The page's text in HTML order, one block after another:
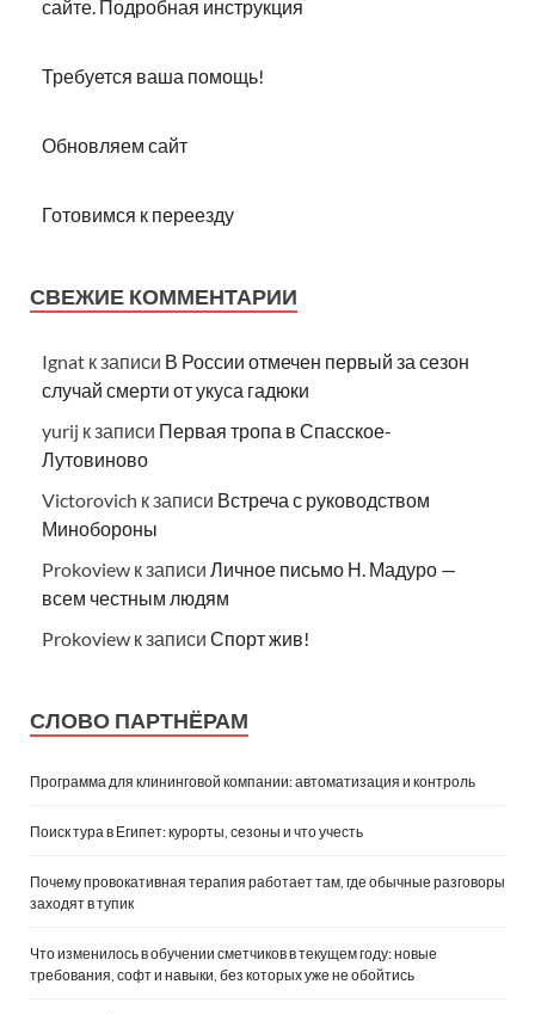
сайте. Подробная инструкция
Требуется ваша помощь!
Обновляем сайт
Готовимся к переезду
СВЕЖИЕ КОММЕНТАРИИ
Ignat к записи В России отмечен первый за сезон
случай смерти от укуса гадюки
yurij к записи Первая тропа в Спасское-
Лутовиново
Victorovich к записи Встреча с руководством
Минобороны
Prokoview к записи Личное письмо Н. Мадуро —
всем честным людям
Prokoview к записи Спорт жив!
СЛОВО ПАРТНЁРАМ
Программа для клининговой компании: автоматизация и контроль
Поиск тура в Египет: курорты, сезоны и что учесть
Почему провокативная терапия работает там, где обычные разговоры
заходят в тупик
Что изменилось в обучении сметчиков в текущем году: новые
требования, софт и навыки, без которых уже не обойтись